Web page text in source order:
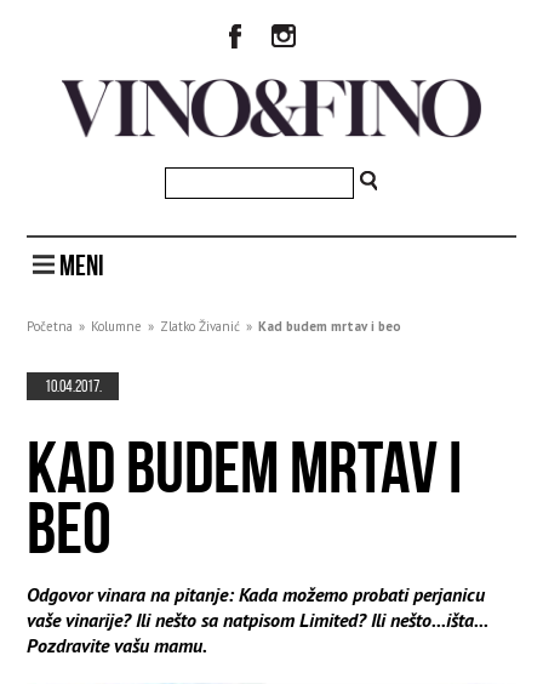
MENI
Početna » Kolumne » Zlatko Živanić » Kad budem mrtav i beo
10.04.2017.
KAD BUDEM MRTAV I
BEO
Odgovor vinara na pitanje: Kada možemo probati perjanicu
vaše vinarije? Ili nešto sa natpisom Limited? Ili nešto...išta...
Pozdravite vašu mamu.